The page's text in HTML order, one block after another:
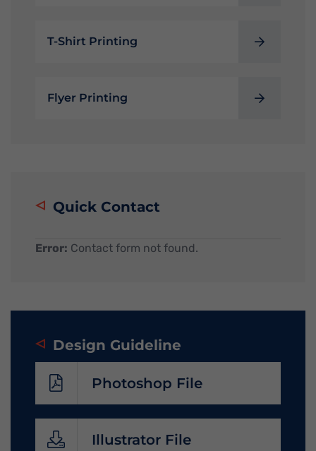
T-Shirt Printing
Flyer Printing
Quick Contact
Error: Contact form not found.
Design Guideline
Photoshop File
Illustrator File